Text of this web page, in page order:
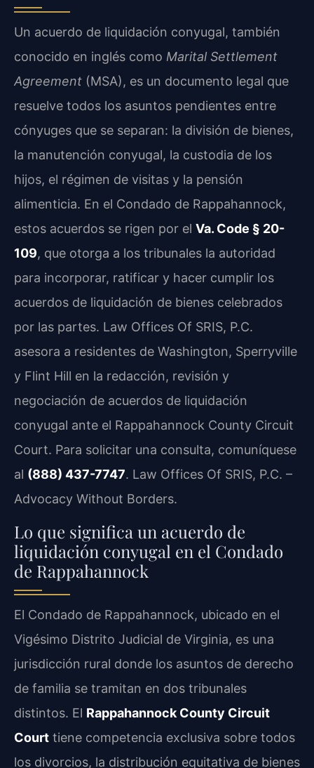
Un acuerdo de liquidación conyugal, también
conocido en inglés como Marital Settlement
Agreement (MSA), es un documento legal que
resuelve todos los asuntos pendientes entre
cónyuges que se separan: la división de bienes,
la manutención conyugal, la custodia de los
hijos, el régimen de visitas y la pensión
alimenticia. En el Condado de Rappahannock,
estos acuerdos se rigen por el Va. Code § 20-
109, que otorga a los tribunales la autoridad
para incorporar, ratificar y hacer cumplir los
acuerdos de liquidación de bienes celebrados
por las partes. Law Offices Of SRIS, P.C.
asesora a residentes de Washington, Sperryville
y Flint Hill en la redacción, revisión y
negociación de acuerdos de liquidación
conyugal ante el Rappahannock County Circuit
Court. Para solicitar una consulta, comuníquese
al (888) 437-7747. Law Offices Of SRIS, P.C. –
Advocacy Without Borders.
Lo que significa un acuerdo de
liquidación conyugal en el Condado
de Rappahannock
El Condado de Rappahannock, ubicado en el
Vigésimo Distrito Judicial de Virginia, es una
jurisdicción rural donde los asuntos de derecho
de familia se tramitan en dos tribunales
distintos. El Rappahannock County Circuit
Court tiene competencia exclusiva sobre todos
los divorcios, la distribución equitativa de bienes